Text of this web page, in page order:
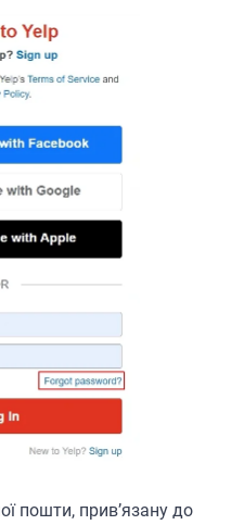
пошти, прив’язану до